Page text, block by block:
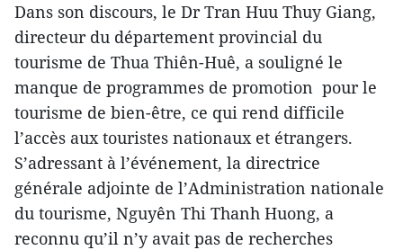
Dans son discours, le Dr Tran Huu Thuy Giang,
directeur du département provincial du
tourisme de Thua Thiên-Huê, a souligné le
manque de programmes de promotion pour le
tourisme de bien-être, ce qui rend difficile
l’accès aux touristes nationaux et étrangers.
S’adressant à l’événement, la directrice
générale adjointe de l’Administration nationale
du tourisme, Nguyên Thi Thanh Huong, a
reconnu qu’il n’y avait pas de recherches